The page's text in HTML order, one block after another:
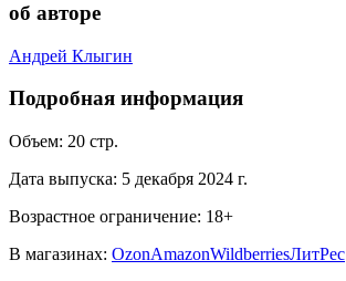
об авторе
Андрей Клыгин
Подробная информация
Объем: 20 стр.
Дата выпуска: 5 декабря 2024 г.
Возрастное ограничение: 18+
В магазинах: OzonAmazonWildberriesЛитРес